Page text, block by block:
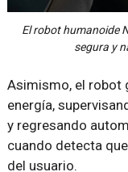
El robot humanoide
segura y
Asimismo, el robot
energía,
y regresando
cuando detecta
del usuario.